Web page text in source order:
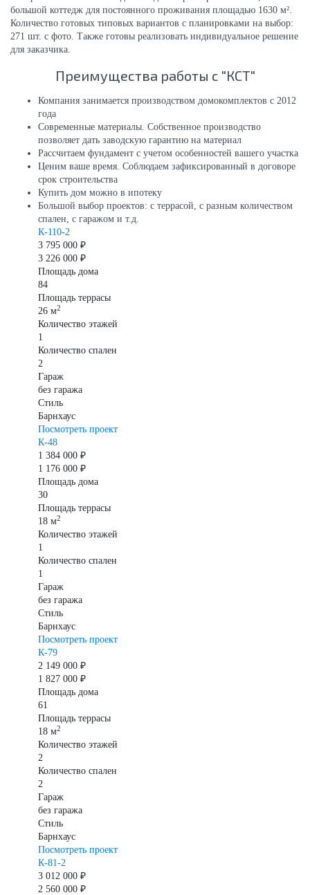
большой коттедж для постоянного проживания площадью 1630 м².
Количество готовых типовых вариантов с планировками на выбор:
271 шт. с фото. Также готовы реализовать индивидуальное решение
для заказчика.
Преимущества работы с "КСТ"
Компания занимается производством домокомплектов c 2012
года
Современные материалы. Собственное производство
позволяет дать заводскую гарантию на материал
Рассчитаем фундамент с учетом особенностей вашего участка
Ценим ваше время. Соблюдаем зафиксированный в договоре
срок строительства
Купить дом можно в ипотеку
Большой выбор проектов: с террасой, с разным количеством
спален, с гаражом и т.д.
К-110-2
3 795 000 ₽
3 226 000 ₽
Площадь дома
84
Площадь террасы
26 м2
Количество этажей
1
Количество спален
2
Гараж
без гаража
Стиль
Барнхаус
Посмотреть проект
К-48
1 384 000 ₽
1 176 000 ₽
Площадь дома
30
Площадь террасы
18 м2
Количество этажей
1
Количество спален
1
Гараж
без гаража
Стиль
Барнхаус
Посмотреть проект
К-79
2 149 000 ₽
1 827 000 ₽
Площадь дома
61
Площадь террасы
18 м2
Количество этажей
2
Количество спален
2
Гараж
без гаража
Стиль
Барнхаус
Посмотреть проект
К-81-2
3 012 000 ₽
2 560 000 ₽